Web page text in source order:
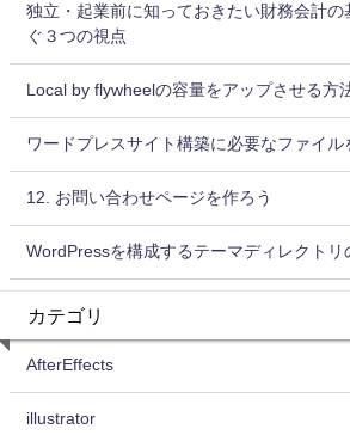
独立・起業前に知っておきたい財務会計
ぐ３つの視点
Local by flywheelの容量をアップさせる方
ワードプレスサイト構築に必要なファイル
12. お問い合わせページを作ろう
WordPressを構成するテーマディレクトリ
カテゴリ
AfterEffects
illustrator